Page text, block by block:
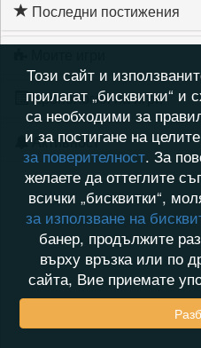
Последни постижения
Хронология на игри
Активност
Този сайт и
прилагат „бисквитки“ и
са необходими за
и за постигане на
за поверителност. За
желаете да оттеглите
всички „бисквитки“,
за използване на
банер, продължите
върху връзка или по
сайта, Вие приемате